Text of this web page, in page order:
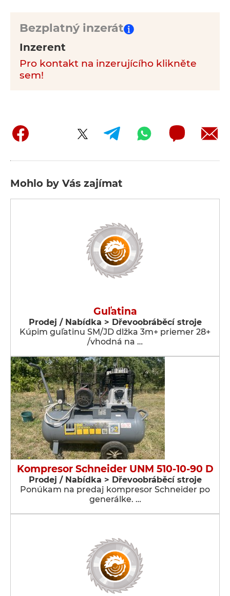
Bezplatný inzerát
Inzerent
Pro kontakt na inzerujícího klikněte
sem!
Mohlo by Vás zajímat
Guľatina
Prodej / Nabídka > Dřevoobráběcí stroje
Kúpim guľatinu SM/JD dlžka 3m+ priemer 28+
/vhodná na …
Kompresor Schneider UNM 510-10-90 D
Prodej / Nabídka > Dřevoobráběcí stroje
Ponúkam na predaj kompresor Schneider po
generálke. …